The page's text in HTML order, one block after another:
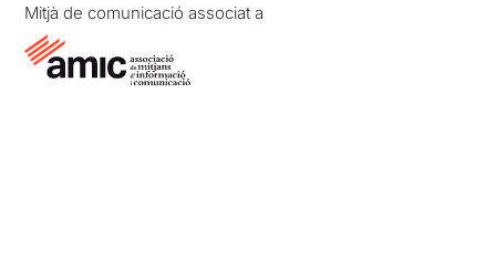
Mitjà de comunicació associat a